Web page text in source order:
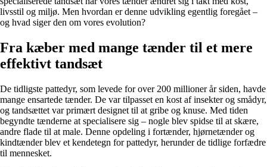
livsstil og miljø. Men hvordan er denne udvikling egentlig foregået –
og hvad siger den om vores evolution?
Fra kæber med mange tænder til et mere
effektivt tandsæt
De tidligste pattedyr, som levede for over 200 millioner år siden, havde
mange ensartede tænder. De var tilpasset en kost af insekter og smådyr,
og tandsættet var primært designet til at gribe og knuse. Med tiden
begyndte tænderne at specialisere sig – nogle blev spidse til at skære,
andre flade til at male. Denne opdeling i fortænder, hjørnetænder og
kindtænder blev et kendetegn for pattedyr, herunder de tidlige forfædre
til mennesket.